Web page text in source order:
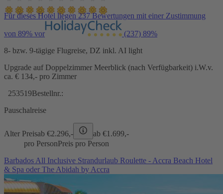
Für dieses Hotel liegen 237 Bewertungen mit einer Zustimmung
von 89% vor (237) 89%
8- bzw. 9-tägige Flugreise, DZ inkl. AI light
Upgrade auf Doppelzimmer Meerblick (nach Verfügbarkeit) i.W.v.
ca. € 134,- pro Zimmer
253519Bestellnr.:
Pauschalreise
Alter Preisab €2.296,- ab €1.699,-
pro PersonPreis pro Person
Barbados All Inclusive Strandurlaub Roulette - Accra Beach Hotel
& Spa oder The Abidah by Accra